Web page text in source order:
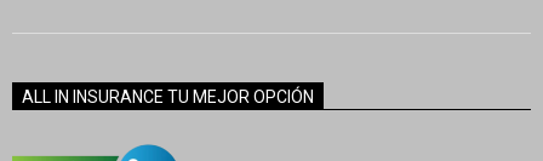
ALL IN INSURANCE TU MEJOR OPCIÓN